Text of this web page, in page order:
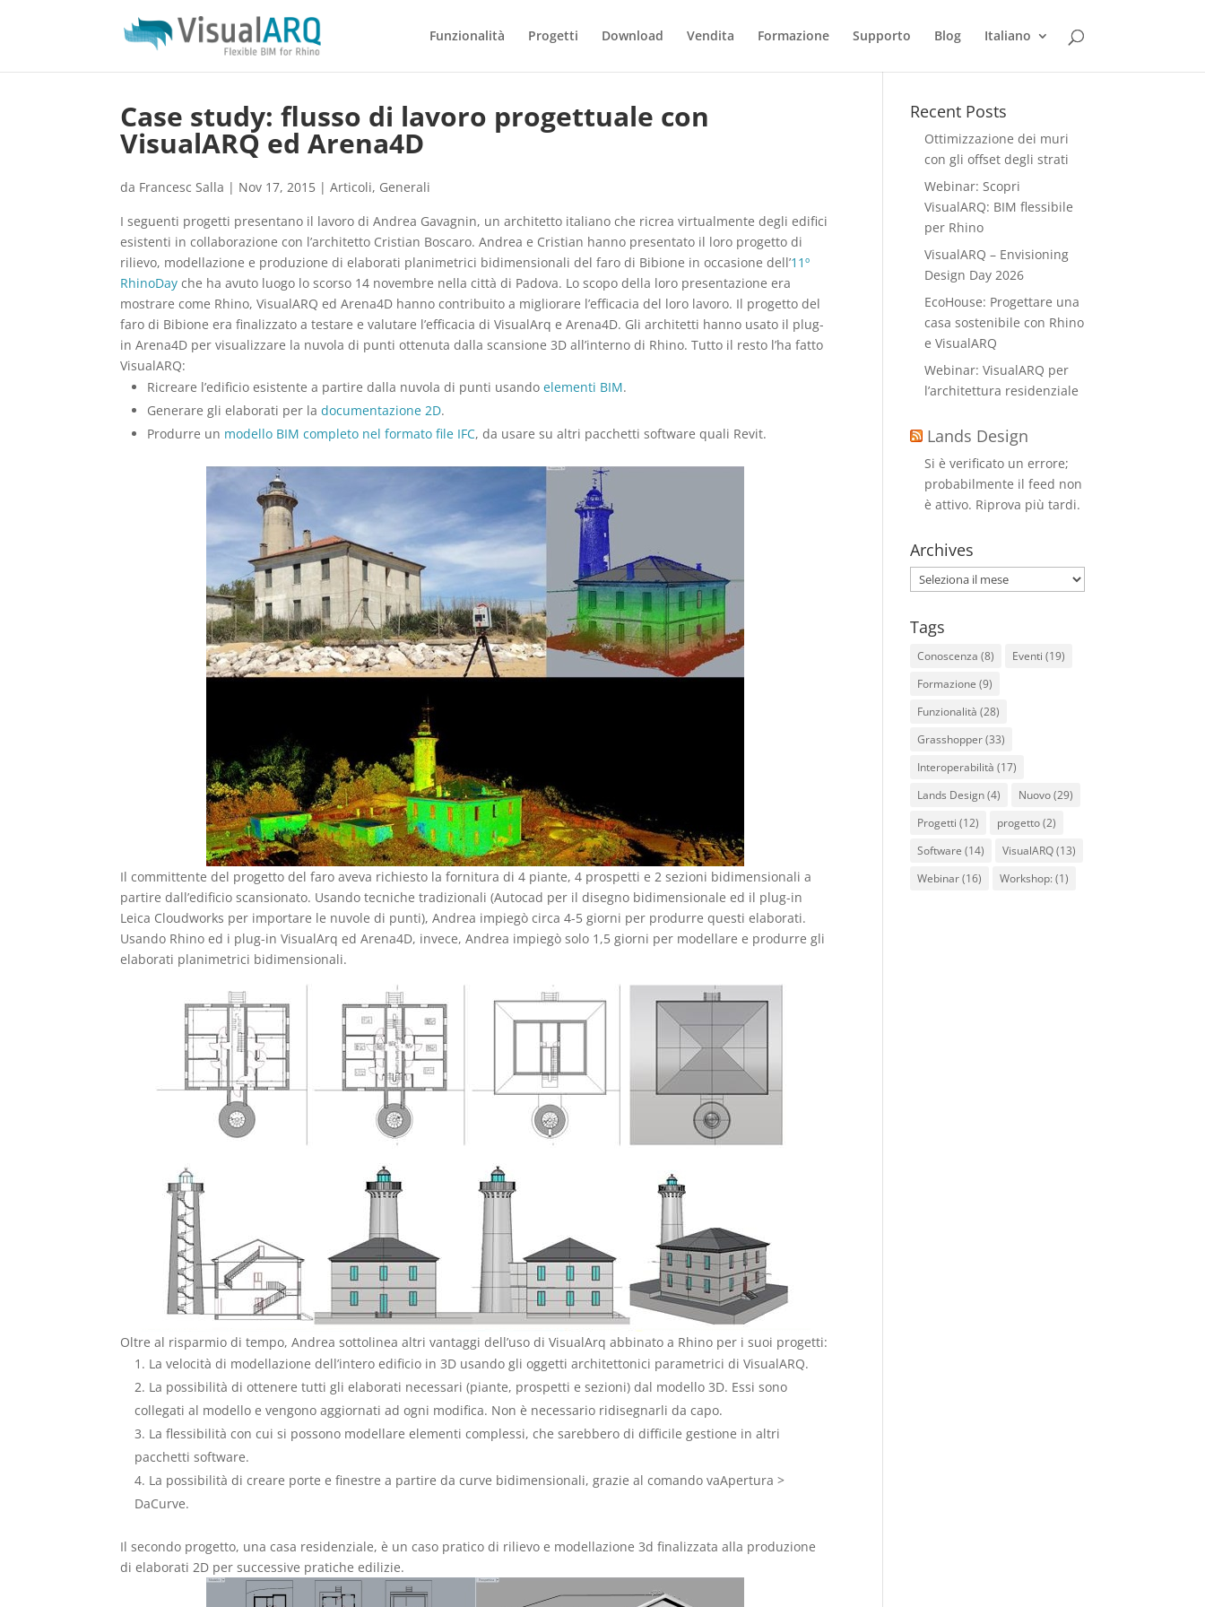
Funzionalità Progetti Download Vendita Formazione Supporto Blog Italiano
Case study: flusso di lavoro progettuale con
VisualARQ ed Arena4D
da Francesc Salla | Nov 17, 2015 |Articoli, Generali
I seguenti progetti presentano il lavoro di Andrea Gavagnin, un architetto italiano che ricrea virtualmente degli edifici
esistenti in collaborazione con l’architetto Cristian Boscaro. Andrea e Cristian hanno presentato il loro progetto di
rilievo, modellazione e produzione di elaborati planimetrici bidimensionali del faro di Bibione in occasione dell’11º
RhinoDay che ha avuto luogo lo scorso 14 novembre nella città di Padova. Lo scopo della loro presentazione era
mostrare come Rhino, VisualARQ ed Arena4D hanno contribuito a migliorare l’efficacia del loro lavoro. Il progetto del
faro di Bibione era finalizzato a testare e valutare l’efficacia di VisualArq e Arena4D. Gli architetti hanno usato il plug-
in Arena4D per visualizzare la nuvola di punti ottenuta dalla scansione 3D all’interno di Rhino. Tutto il resto l’ha fatto
VisualARQ:
Ricreare l’edificio esistente a partire dalla nuvola di punti usandoelementi BIM.
Generare gli elaborati per ladocumentazione 2D.
Produrre un modello BIM completo nel formato file IFC, da usare su altri pacchetti software quali Revit.
Il committente del progetto del faro aveva richiesto la fornitura di 4 piante, 4 prospetti e 2 sezioni bidimensionali a
partire dall’edificio scansionato. Usando tecniche tradizionali (Autocad per il disegno bidimensionale ed il plug-in
Leica Cloudworks per importare le nuvole di punti), Andrea impiegò circa 4-5 giorni per produrre questi elaborati.
Usando Rhino ed i plug-in VisualArq ed Arena4D, invece, Andrea impiegò solo 1,5 giorni per modellare e produrre gli
elaborati planimetrici bidimensionali.
Oltre al risparmio di tempo, Andrea sottolinea altri vantaggi dell’uso di VisualArq abbinato a Rhino per i suoi progetti:
La velocità di modellazione dell’intero edificio in 3D usando gli oggetti architettonici parametrici di VisualARQ.
La possibilità di ottenere tutti gli elaborati necessari (piante, prospetti e sezioni) dal modello 3D. Essi sono
collegati al modello e vengono aggiornati ad ogni modifica. Non è necessario ridisegnarli da capo.
La flessibilità con cui si possono modellare elementi complessi, che sarebbero di difficile gestione in altri
pacchetti software.
La possibilità di creare porte e finestre a partire da curve bidimensionali, grazie al comando vaApertura >
DaCurve.
Il secondo progetto, una casa residenziale, è un caso pratico di rilievo e modellazione 3d finalizzata alla produzione
di elaborati 2D per successive pratiche edilizie.
Recent Posts
Ottimizzazione dei muri
con gli offset degli strati
Webinar: Scopri
VisualARQ: BIM flessibile
per Rhino
VisualARQ – Envisioning
Design Day 2026
EcoHouse: Progettare una
casa sostenibile con Rhino
e VisualARQ
Webinar: VisualARQ per
l’architettura residenziale
Lands Design
Si è verificato un errore;
probabilmente il feed non
è attivo. Riprova più tardi.
Archives
Archives
Tags
Conoscenza (8) Eventi (19)
Formazione (9)
Funzionalità (28)
Grasshopper(33)
Interoperabilità (17)
Lands Design(4) Nuovo(29)
Progetti (12) progetto(2)
Software (14) VisualARQ(13)
Webinar(16) Workshop: (1)